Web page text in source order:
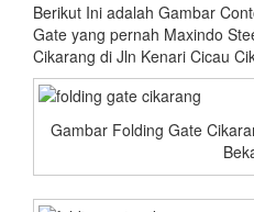
Berikut Ini adalah Gambar
Gate yang pernah Maxindo
Cikarang di Jln Kenari Cicau
Gambar Folding Gate